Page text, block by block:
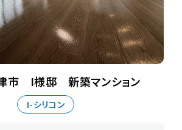
市 I様邸 新築マンション
I-シリコン